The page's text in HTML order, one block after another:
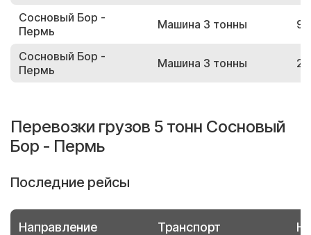
Сосновый Бор -
Пермь
Машина 3 тонны
Сосновый Бор -
Пермь
Машина 3 тонны
Перевозки грузов 5 тонн Сосновый
Бор - Пермь
Последние рейсы
Направление Транспорт